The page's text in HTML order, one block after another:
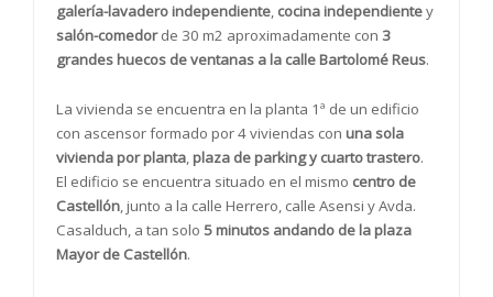
galería-lavadero independiente, cocina independientey
salón-comedorde 30 m2 aproximadamente con 3
grandes huecos de ventanas a la calle Bartolomé Reus.
La vivienda se encuentra en la planta 1ª de un edificio
con ascensor formado por 4 viviendas con una sola
vivienda por planta,plaza de parking y cuarto trastero.
El edificio se encuentra situado en el mismo centro de
Castellón, junto a la calle Herrero, calle Asensi y Avda.
Casalduch, a tan solo 5 minutos andando de la plaza
Mayor de Castellón.